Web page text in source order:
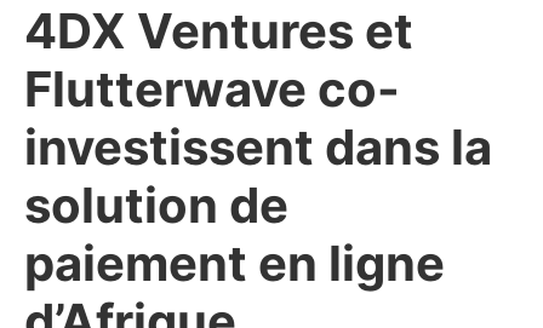
4DX Ventures et
Flutterwave co-
investissent dans la
solution de
paiement en ligne